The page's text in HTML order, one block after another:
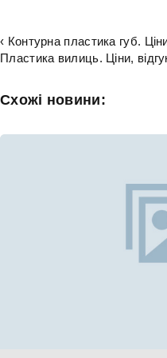
‹ Контурна пластика губ.
Пластика вилиць. Ціни,
Схожі новини: